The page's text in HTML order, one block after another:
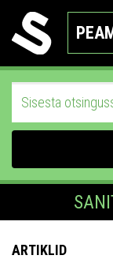
ARTIKLID